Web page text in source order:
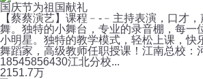
国庆节为祖国献礼
【蔡蔡演艺】课程﹣-﹣主持表演，口才
舞。独特的小舞台，专业的录音棚，每一
小明星。独特的教学模式，轻松上课，快
舞蹈家，高级教师任职授课！江南总校：
18545856430江北分校...
2151.7万